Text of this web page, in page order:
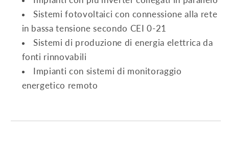
Sistemi fotovoltaici con connessione alla rete
in bassa tensione secondo CEI 0-21
Sistemi di produzione di energia elettrica da
fonti rinnovabili
Impianti con sistemi di monitoraggio
energetico remoto